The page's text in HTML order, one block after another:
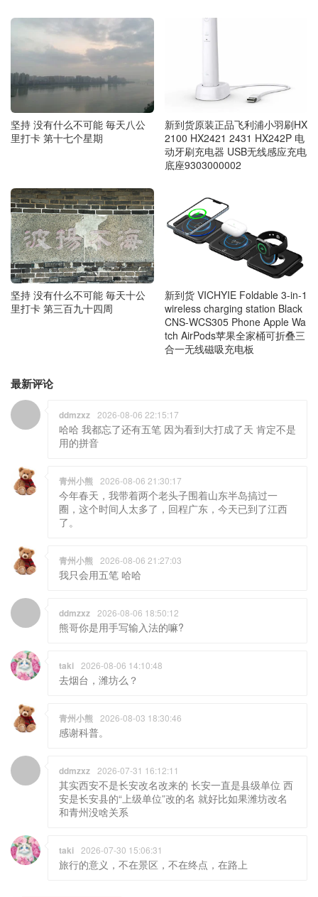
坚持 没有什么不可能 毎天八公
里打卡 第十七个星期
新到货原装正品飞利浦小羽刷HX
2100 HX2421 2431 HX242P 电
动牙刷充电器 USB无线感应充电
底座9303000002
坚持 没有什么不可能 毎天十公
里打卡 第三百九十四周
新到货 VICHYIE Foldable 3-in-1
wireless charging station Black
CNS-WCS305 Phone Apple Wa
tch AirPods苹果全家桶可折叠三
合一无线磁吸充电板
最新评论
ddmzxz 2026-08-06 22:15:17
哈哈 我都忘了还有五笔 因为看到大打成了天 肯定不是
用的拼音
青州小熊 2026-08-06 21:30:17
今年春天，我带着两个老头子围着山东半岛搞过一
圈，这个时间人太多了，回程广东，今天已到了江西
了。
青州小熊 2026-08-06 21:27:03
我只会用五笔 哈哈
ddmzxz 2026-08-06 18:50:12
熊哥你是用手写输入法的嘛?
taki 2026-08-06 14:10:48
去烟台，潍坊么？
青州小熊 2026-08-03 18:30:46
感谢科普。
ddmzxz 2026-07-31 16:12:11
其实西安不是长安改名改来的 长安一直是县级单位 西
安是长安县的“上级单位”改的名 就好比如果潍坊改名
和青州没啥关系
taki 2026-07-30 15:06:31
旅行的意义，不在景区，不在终点，在路上